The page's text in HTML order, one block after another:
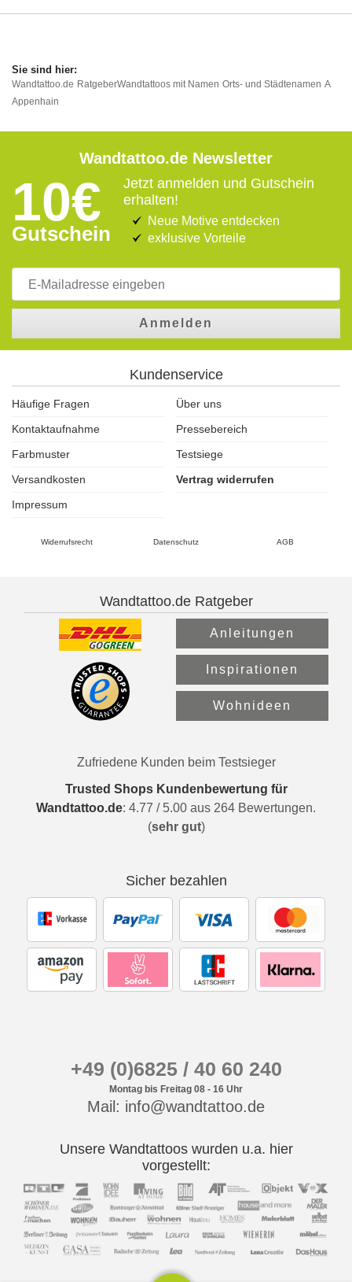
Wandtattoo.de RatgeberWandtattoos mit Namen Orts- und Städtenamen A
Appenhain
Wandtattoo.de Newsletter
10€
Gutschein
Jetzt anmelden und Gutschein
erhalten!
Neue Motive entdecken
exklusive Vorteile
Anmelden
Kundenservice
Häufige Fragen
Über uns
Kontaktaufnahme
Pressebereich
Farbmuster
Testsiege
Versandkosten
Vertrag widerrufen
Impressum
Widerrufsrecht Datenschutz AGB
Wandtattoo.de Ratgeber
Anleitungen
Inspirationen
Wohnideen
Zufriedene Kunden beim Testsieger
Trusted Shops Kundenbewertung für
Wandtattoo.de: 4.77 / 5.00 aus 264 Bewertungen.
(sehr gut)
Sicher bezahlen
+49 (0)6825 / 40 60 240
Montag bis Freitag 08 - 16 Uhr
Mail: info@wandtattoo.de
Unsere Wandtattoos wurden u.a. hier
vorgestellt: